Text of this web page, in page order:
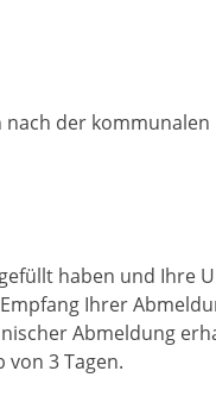
der
haben und Ihre
Ihrer
Abmeldung
3 Tagen.